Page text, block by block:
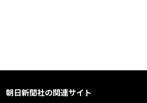
朝日新聞社の関連サイト